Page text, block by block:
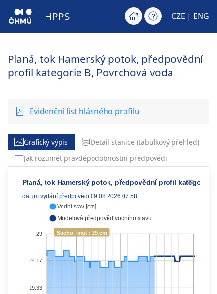
HPPS CZE | ENG
Planá, tok Hamerský potok, předpovědní
profil kategorie B, Povrchová voda
Evidenční list hlásného profilu
Grafický výpis
Detail stanice (tabulkový přehled)
Jak rozumět pravděpodobnostní předpovědi
Vodní stav [cm]
Modelová předpověď vodního stavu
Planá, tok Hamerský potok, předpovědní profil kategorie B
datum vydání předpovědi 09.08.2026 07:58
29
24.17
19.33
Sucho, limit : 29 cm